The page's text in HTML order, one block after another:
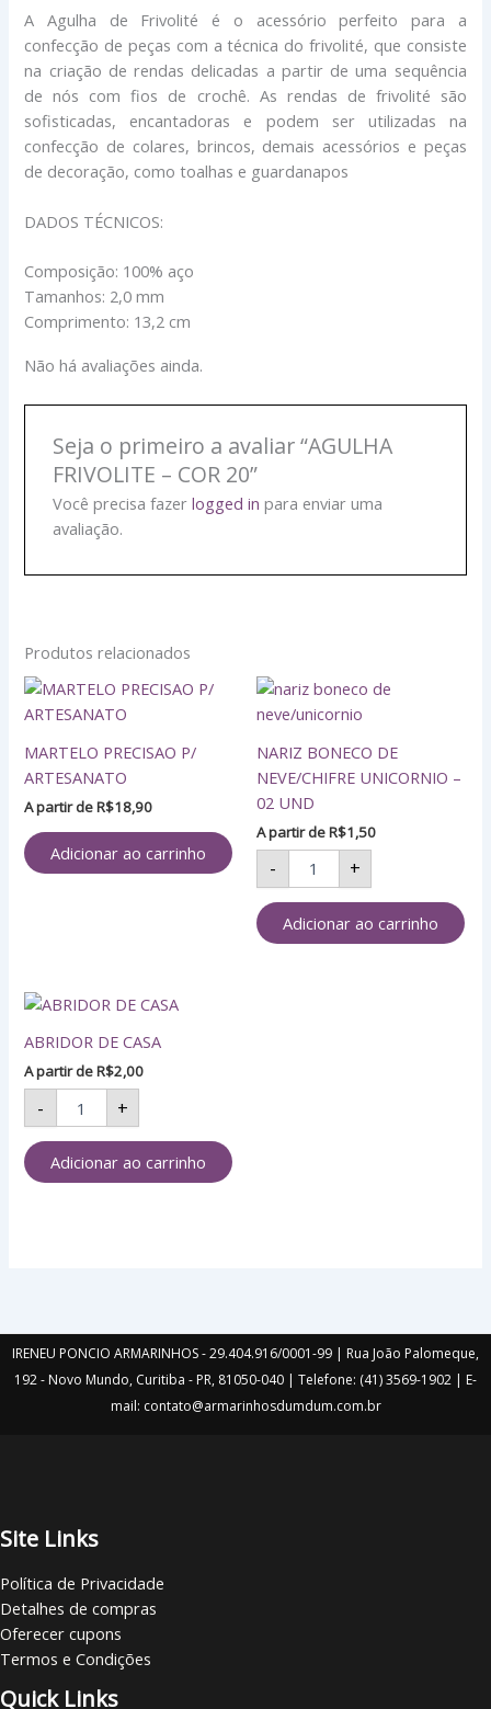
A Agulha de Frivolité é o acessório perfeito para a
confecção de peças com a técnica do frivolité, que consiste
na criação de rendas delicadas a partir de uma sequência
de nós com fios de crochê. As rendas de frivolité são
sofisticadas, encantadoras e podem ser utilizadas na
confecção de colares, brincos, demais acessórios e peças
de decoração, como toalhas e guardanapos
DADOS TÉCNICOS:
Composição: 100% aço
Tamanhos: 2,0 mm
Comprimento: 13,2 cm
Não há avaliações ainda.
Seja o primeiro a avaliar “AGULHA
FRIVOLITE – COR 20”
Você precisa fazer logged in para enviar uma
avaliação.
Produtos relacionados
MARTELO PRECISAO P/
ARTESANATO
A partir deR$18,90
Adicionar ao carrinho
NARIZ BONECO DE
NEVE/CHIFRE UNICORNIO –
02 UND
A partir deR$1,50
-
NARIZ
BONECO
NEVE/CHIFRE
UNICORNIO
-
UND
quantidade+
Adicionar ao carrinho
ABRIDOR DE CASA
A partir deR$2,00
-
ABRIDOR
CASA
quantidade
+
Adicionar ao carrinho
IRENEU PONCIO ARMARINHOS - 29.404.916/0001-99 | Rua João Palomeque,
192 - Novo Mundo, Curitiba - PR, 81050-040 | Telefone: (41) 3569-1902 | E-
mail: contato@armarinhosdumdum.com.br
Site Links
Política de Privacidade
Detalhes de compras
Oferecer cupons
Termos e Condições
Quick Links